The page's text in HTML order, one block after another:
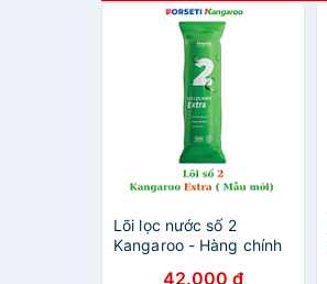
Lõi lọc nước số 2
Kangaroo - Hàng chính
42.000 đ